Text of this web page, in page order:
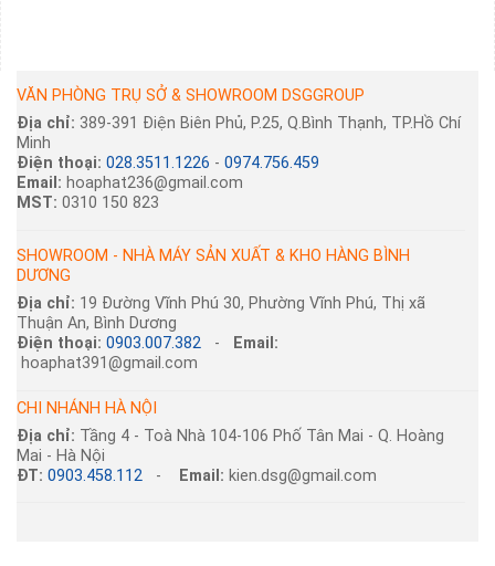
VĂN PHÒNG TRỤ SỞ & SHOWROOM DSGGROUP
Địa chỉ: 389-391 Điện Biên Phủ, P.25, Q.Bình Thạnh, TP.Hồ Chí
Minh
Điện thoại: 028.3511.1226 - 0974.756.459
Email: hoaphat236@gmail.com
MST: 0310 150 823
SHOWROOM - NHÀ MÁY SẢN XUẤT & KHO HÀNG BÌNH
DƯƠNG
Địa chỉ: 19 Đường Vĩnh Phú 30, Phường Vĩnh Phú, Thị xã
Thuận An, Bình Dương
Điện thoại: 0903.007.382-
Email:
hoaphat391@gmail.com
CHI NHÁNH HÀ NỘI
Địa chỉ: Tầng 4 - Toà Nhà 104-106 Phố Tân Mai - Q. Hoàng
Mai - Hà Nội
ĐT: 0903.458.112- Email: kien.dsg@gmail.com